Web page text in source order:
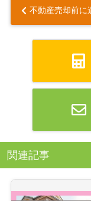
関連記事